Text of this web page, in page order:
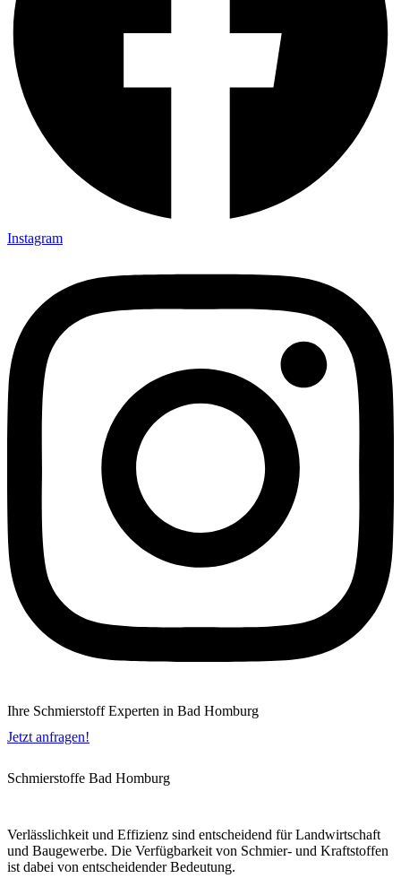
Instagram
Ihre Schmierstoff Experten in Bad Homburg
Jetzt anfragen!
Schmierstoffe Bad Homburg
Verlässlichkeit und Effizienz sind entscheidend für Landwirtschaft
und Baugewerbe. Die Verfügbarkeit von Schmier- und Kraftstoffen
ist dabei von entscheidender Bedeutung.